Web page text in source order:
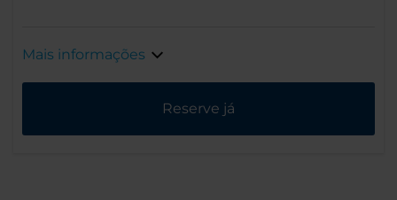
Mais informações
Reserve já